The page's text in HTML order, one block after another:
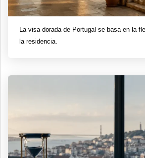
La visa dorada de Portugal se basa en la
la residencia.